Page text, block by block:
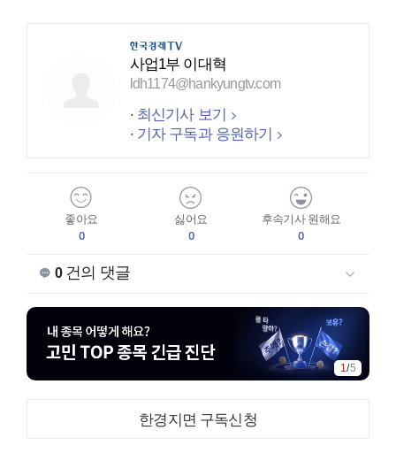
사업1부 이대혁
ldh1174@hankyungtv.com
최신기사 보기
기자 구독과 응원하기
좋아요
0
싫어요
0
후속기사 원해요
0
0건의 댓글
1/5
한경지면 구독신청